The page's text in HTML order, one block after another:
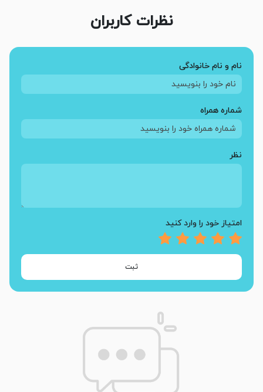
نظرات کاربران
نام و نام خانوادگی
شماره همراه
نظر
امتیاز خود را وارد کنید
ثبت